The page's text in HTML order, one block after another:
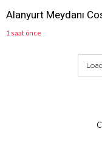
Alanyurt Meydanı
1 saat önce